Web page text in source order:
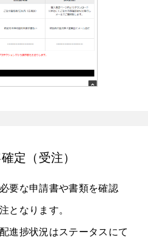
定（受注）
要な申請書や書類を確認
となります。
進捗状況はステータスにて